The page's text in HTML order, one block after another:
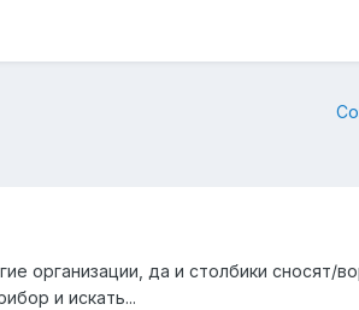
организации, да и столбики
и искать...